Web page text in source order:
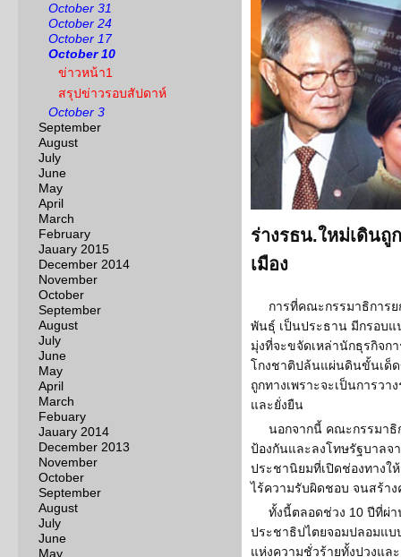
October 31
October 24
October 17
October 10
ข่าวหน้า1
สรุปข่าวรอบสัปดาห์
October 3
September
August
July
June
May
April
March
February
Jauary 2015
December 2014
November
October
September
August
July
June
May
April
March
Febuary
Jauary 2014
December 2013
November
October
September
August
July
June
May
ร่างรธน.ใหม่เดินถู
เมือง
การที่คณะกรรมาธิการ
พันธุ์ เป็นประธาน มีกรอบ
มุ่งที่จะขจัดเหล่านักธุรกิจก
โกงชาติปล้นแผ่นดินขั้นเด็ด
ถูกทางเพราะจะเป็นการว
และยั่งยืน
นอกจากนี้ คณะกรรมาธิ
ป้องกันและลงโทษรัฐบาลจ
ประชานิยมที่เปิดช่องทางใ
ไร้ความรับผิดชอบ จนสร้า
ทั้งนี้ตลอดช่วง 10 ปีที่ผ่า
ประชาธิปไตยจอมปลอมแ
แห่งความชั่วร้ายทั้งปวงแล